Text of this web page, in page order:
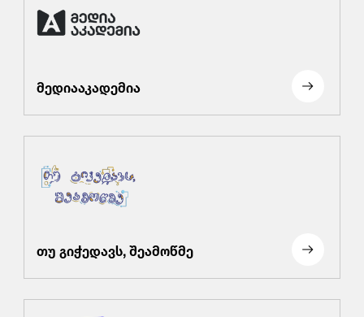
მედიააკადემია
თუ გიჭედავს, შეამოწმე